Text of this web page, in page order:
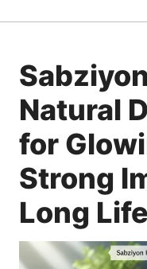
Natural
for
Strong
Long Life